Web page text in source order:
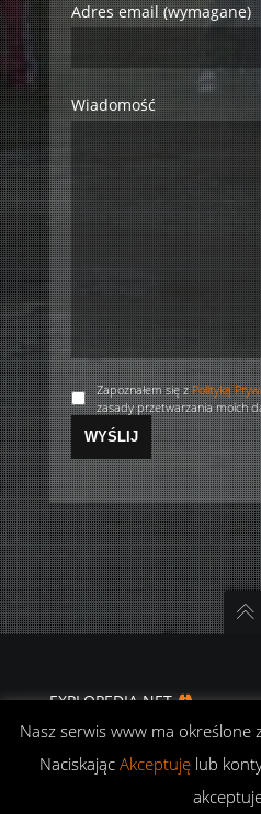
Adres email (wymagane)
Wiadomość
Zapoznałem się zPolityką
zasady przetwarzania moich
EXPLOPEDIA.NET
DIFFERENT ROADS
PRYWATNOŚCI
Nasz serwis www ma określone
Naciskając Akceptuję lub